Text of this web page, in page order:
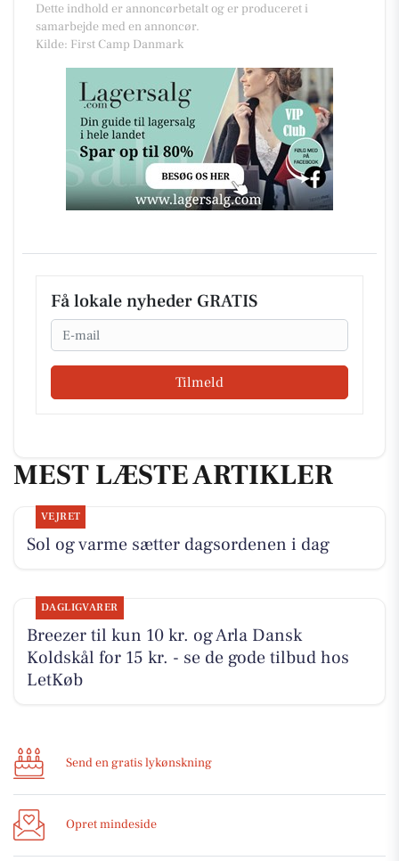
Dette indhold er annoncørbetalt og er produceret i
samarbejde med en annoncør.
Kilde: First Camp Danmark
Få lokale nyheder GRATIS
Email
Tilmeld
MEST LÆSTE ARTIKLER
VEJRET
Sol og varme sætter dagsordenen i dag
DAGLIGVARER
Breezer til kun 10 kr. og Arla Dansk
Koldskål for 15 kr. - se de gode tilbud hos
LetKøb
Send en gratis lykønskning
Opret mindeside